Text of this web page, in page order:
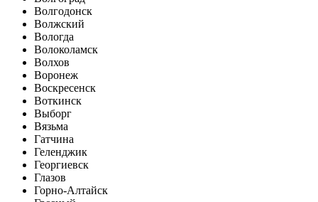
Волгодонск
Волжский
Вологда
Волоколамск
Волхов
Воронеж
Воскресенск
Воткинск
Выборг
Вязьма
Гатчина
Геленджик
Георгиевск
Глазов
Горно-Алтайск